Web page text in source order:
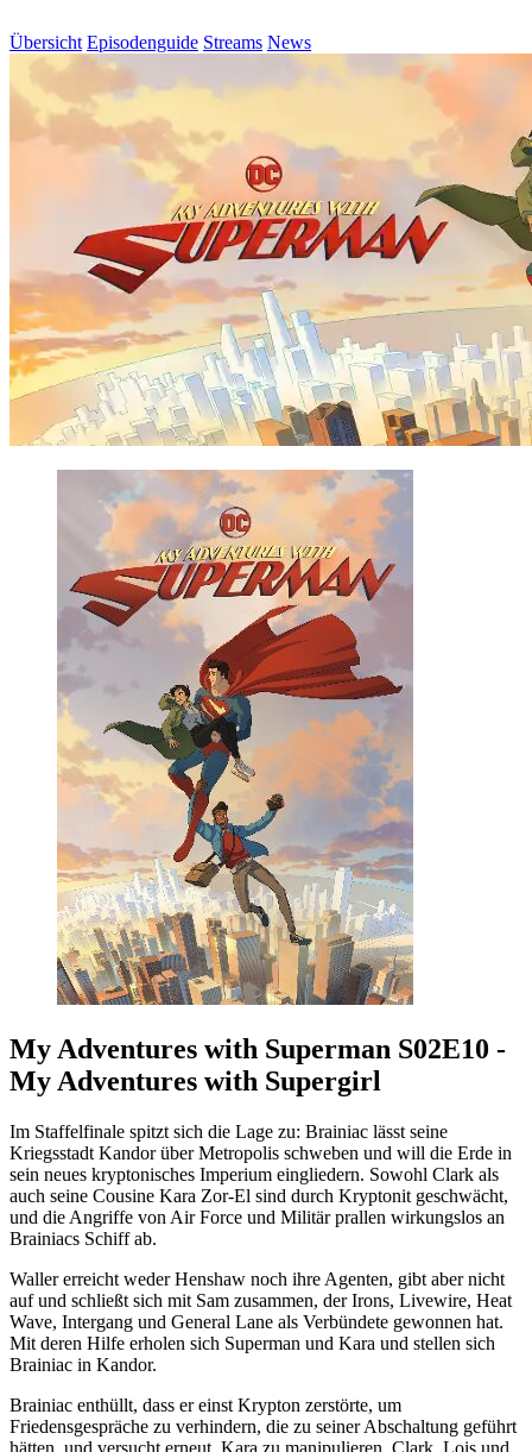
Übersicht Episodenguide Streams News
My Adventures with Superman S02E10 -
My Adventures with Supergirl
Im Staffelfinale spitzt sich die Lage zu: Brainiac lässt seine
Kriegsstadt Kandor über Metropolis schweben und will die Erde in
sein neues kryptonisches Imperium eingliedern. Sowohl Clark als
auch seine Cousine Kara Zor-El sind durch Kryptonit geschwächt,
und die Angriffe von Air Force und Militär prallen wirkungslos an
Brainiacs Schiff ab.
Waller erreicht weder Henshaw noch ihre Agenten, gibt aber nicht
auf und schließt sich mit Sam zusammen, der Irons, Livewire, Heat
Wave, Intergang und General Lane als Verbündete gewonnen hat.
Mit deren Hilfe erholen sich Superman und Kara und stellen sich
Brainiac in Kandor.
Brainiac enthüllt, dass er einst Krypton zerstörte, um
Friedensgespräche zu verhindern, die zu seiner Abschaltung geführt
hätten, und versucht erneut, Kara zu manipulieren. Clark, Lois und